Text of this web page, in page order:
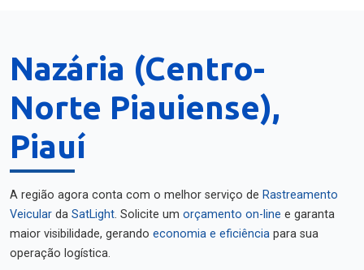
Nazária (Centro-
Norte Piauiense),
Piauí
A região agora conta com o melhor serviço de Rastreamento
Veicular da SatLight. Solicite um orçamento on-line e garanta
maior visibilidade, gerando economia e eficiência para sua
operação logística.